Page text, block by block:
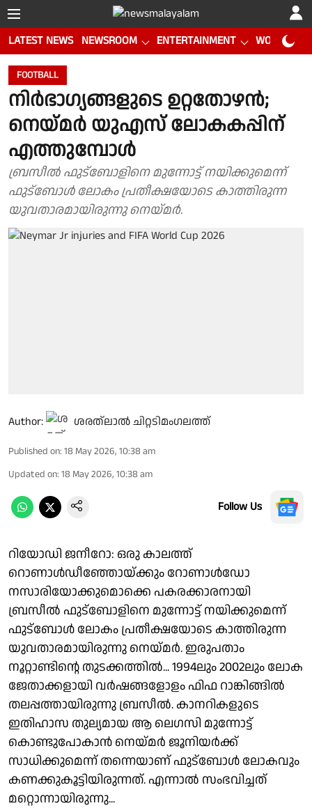
LATEST NEWS NEWSROOM ENTERTAINMENT WORLD CUP
FOOTBALL
നിർഭാഗ്യങ്ങളുടെ ഉറ്റതോഴൻ;
നെയ്മർ യുഎസ് ലോകകപ്പിന്
എത്തുമ്പോൾ
ബ്രസീൽ ഫുട്ബോളിനെ മുന്നോട്ട് നയിക്കുമെന്ന്
ഫുട്ബോൾ ലോകം പ്രതീക്ഷയോടെ കാത്തിരുന്ന
യുവതാരമായിരുന്നു നെയ്മർ.
Author: ശരത്‌ലാൽ ചിറ്റടിമംഗലത്ത്
Published on: 18 May 2026, 10:38 am
Updated on: 18 May 2026, 10:38 am
Follow Us
റിയോഡി ജനീറോ: ഒരു കാലത്ത്
റൊണാൾഡീഞ്ഞോയ്ക്കും റോണാൾഡോ
നസാരിയോക്കുമൊക്കെ പകരക്കാരനായി
ബ്രസീൽ ഫുട്ബോളിനെ മുന്നോട്ട് നയിക്കുമെന്ന്
ഫുട്ബോൾ ലോകം പ്രതീക്ഷയോടെ കാത്തിരുന്ന
യുവതാരമായിരുന്നു നെയ്മർ. ഇരുപതാം
നൂറ്റാണ്ടിൻ്റെ തുടക്കത്തിൽ... 1994ലും 2002ലും ലോക
ജേതാക്കളായി വർഷങ്ങളോളം ഫിഫ റാങ്കിങ്ങിൽ
തലപ്പത്തായിരുന്നു ബ്രസീൽ. കാനറികളുടെ
ഇതിഹാസ തുല്യമായ ആ ലെഗസി മുന്നോട്ട്
കൊണ്ടുപോകാൻ നെയ്മർ ജൂനിയർക്ക്
സാധിക്കുമെന്ന് തന്നെയാണ് ഫുട്ബോൾ ലോകവും
കണക്കുകൂട്ടിയിരുന്നത്. എന്നാൽ സംഭവിച്ചത്
മറ്റൊന്നായിരുന്നു...